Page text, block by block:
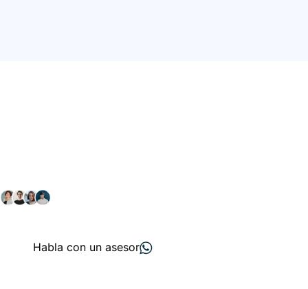
Habla con un asesor